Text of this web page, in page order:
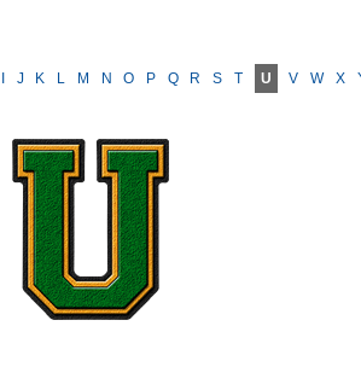
J K L M N O P Q R S T U V W X